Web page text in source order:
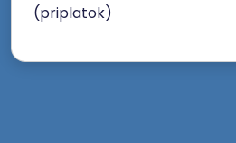
(priplatok)